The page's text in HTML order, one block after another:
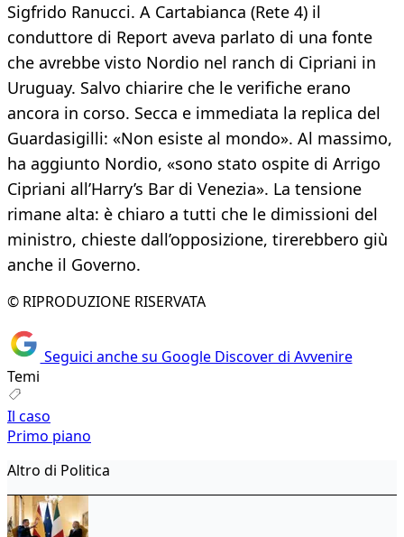
Sigfrido Ranucci. A Cartabianca (Rete 4) il
conduttore di Report aveva parlato di una fonte
che avrebbe visto Nordio nel ranch di Cipriani in
Uruguay. Salvo chiarire che le verifiche erano
ancora in corso. Secca e immediata la replica del
Guardasigilli: «Non esiste al mondo». Al massimo,
ha aggiunto Nordio, «sono stato ospite di Arrigo
Cipriani all’Harry’s Bar di Venezia». La tensione
rimane alta: è chiaro a tutti che le dimissioni del
ministro, chieste dall’opposizione, tirerebbero giù
anche il Governo.
© RIPRODUZIONE RISERVATA
Seguici anche su Google Discover di Avvenire
Temi
Il caso
Primo piano
Altro di Politica